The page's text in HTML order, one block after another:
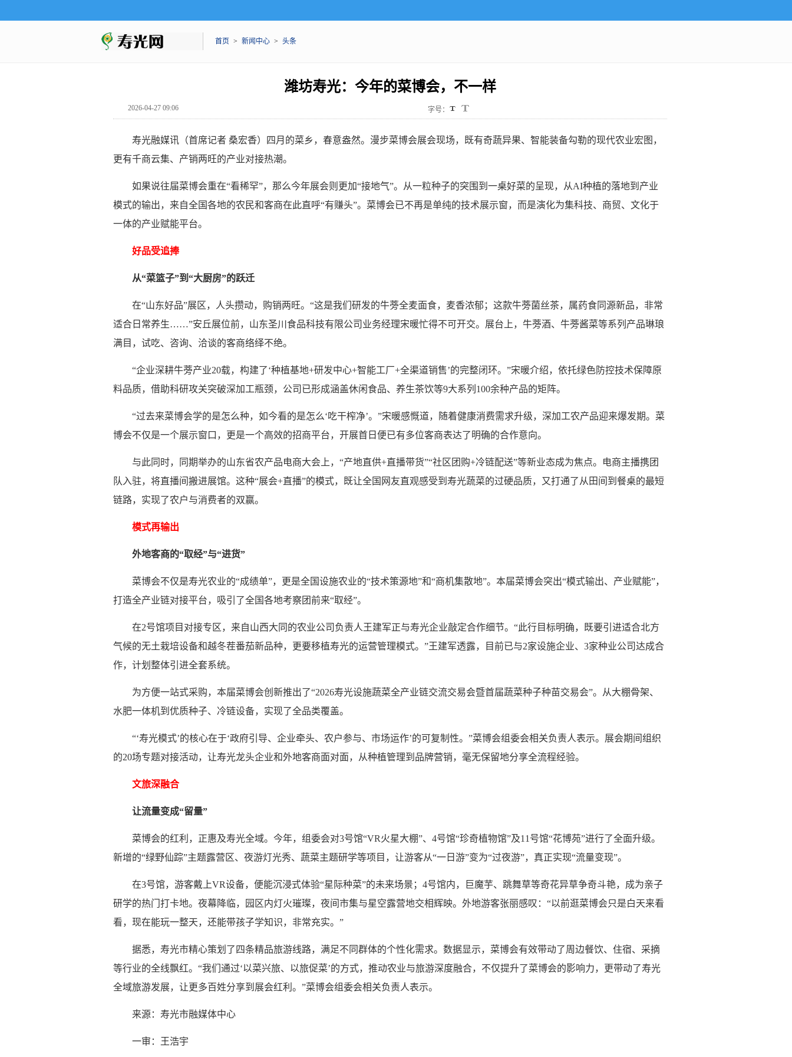
首页 > 新闻中心 > 头条
潍坊寿光：今年的菜博会，不一样
2026-04-27 09:06 字号：
寿光融媒讯（首席记者 桑宏香）四月的菜乡，春意盎然。漫步菜博会展会现场，既有奇蔬异果、智能装备勾勒的现代农业宏图，
更有千商云集、产销两旺的产业对接热潮。
如果说往届菜博会重在“看稀罕”，那么今年展会则更加“接地气”。从一粒种子的突围到一桌好菜的呈现，从AI种植的落地到产业
模式的输出，来自全国各地的农民和客商在此直呼“有赚头”。菜博会已不再是单纯的技术展示窗，而是演化为集科技、商贸、文化于
一体的产业赋能平台。
好品受追捧
从“菜篮子”到“大厨房”的跃迁
在“山东好品”展区，人头攒动，购销两旺。“这是我们研发的牛蒡全麦面食，麦香浓郁；这款牛蒡菌丝茶，属药食同源新品，非常
适合日常养生……”安丘展位前，山东圣川食品科技有限公司业务经理宋暖忙得不可开交。展台上，牛蒡酒、牛蒡酱菜等系列产品琳琅
满目，试吃、咨询、洽谈的客商络绎不绝。
“企业深耕牛蒡产业20载，构建了‘种植基地+研发中心+智能工厂+全渠道销售’的完整闭环。”宋暖介绍，依托绿色防控技术保障原
料品质，借助科研攻关突破深加工瓶颈，公司已形成涵盖休闲食品、养生茶饮等9大系列100余种产品的矩阵。
“过去来菜博会学的是怎么种，如今看的是怎么‘吃干榨净’。”宋暖感慨道，随着健康消费需求升级，深加工农产品迎来爆发期。菜
博会不仅是一个展示窗口，更是一个高效的招商平台，开展首日便已有多位客商表达了明确的合作意向。
与此同时，同期举办的山东省农产品电商大会上，“产地直供+直播带货”“社区团购+冷链配送”等新业态成为焦点。电商主播携团
队入驻，将直播间搬进展馆。这种“展会+直播”的模式，既让全国网友直观感受到寿光蔬菜的过硬品质，又打通了从田间到餐桌的最短
链路，实现了农户与消费者的双赢。
模式再输出
外地客商的“取经”与“进货”
菜博会不仅是寿光农业的“成绩单”，更是全国设施农业的“技术策源地”和“商机集散地”。本届菜博会突出“模式输出、产业赋能”，
打造全产业链对接平台，吸引了全国各地考察团前来“取经”。
在2号馆项目对接专区，来自山西大同的农业公司负责人王建军正与寿光企业敲定合作细节。“此行目标明确，既要引进适合北方
气候的无土栽培设备和越冬茬番茄新品种，更要移植寿光的运营管理模式。”王建军透露，目前已与2家设施企业、3家种业公司达成合
作，计划整体引进全套系统。
为方便一站式采购，本届菜博会创新推出了“2026寿光设施蔬菜全产业链交流交易会暨首届蔬菜种子种苗交易会”。从大棚骨架、
水肥一体机到优质种子、冷链设备，实现了全品类覆盖。
“‘寿光模式’的核心在于‘政府引导、企业牵头、农户参与、市场运作’的可复制性。”菜博会组委会相关负责人表示。展会期间组织
的20场专题对接活动，让寿光龙头企业和外地客商面对面，从种植管理到品牌营销，毫无保留地分享全流程经验。
文旅深融合
让流量变成“留量”
菜博会的红利，正惠及寿光全域。今年，组委会对3号馆“VR火星大棚”、4号馆“珍奇植物馆”及11号馆“花博苑”进行了全面升级。
新增的“绿野仙踪”主题露营区、夜游灯光秀、蔬菜主题研学等项目，让游客从“一日游”变为“过夜游”，真正实现“流量变现”。
在3号馆，游客戴上VR设备，便能沉浸式体验“星际种菜”的未来场景；4号馆内，巨魔芋、跳舞草等奇花异草争奇斗艳，成为亲子
研学的热门打卡地。夜幕降临，园区内灯火璀璨，夜间市集与星空露营地交相辉映。外地游客张丽感叹：“以前逛菜博会只是白天来看
看，现在能玩一整天，还能带孩子学知识，非常充实。”
据悉，寿光市精心策划了四条精品旅游线路，满足不同群体的个性化需求。数据显示，菜博会有效带动了周边餐饮、住宿、采摘
等行业的全线飘红。“我们通过‘以菜兴旅、以旅促菜’的方式，推动农业与旅游深度融合，不仅提升了菜博会的影响力，更带动了寿光
全域旅游发展，让更多百姓分享到展会红利。”菜博会组委会相关负责人表示。
来源：寿光市融媒体中心
一审：王浩宇